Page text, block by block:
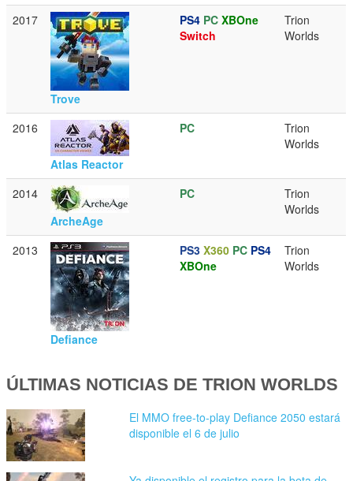
2017
Trove
PS4 PC XBOne
Switch
Trion
Worlds
2016
Atlas Reactor
PC
Trion
Worlds
2014
ArcheAge
PC
Trion
Worlds
2013
Defiance
PS3 X360 PC PS4
XBOne
Trion
Worlds
ÚLTIMAS NOTICIAS DE TRION WORLDS
El MMO free-to-play Defiance 2050 estará
disponible el 6 de julio